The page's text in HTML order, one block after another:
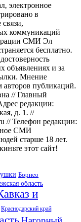
электронное
в
коммуникаций
СМИ Эл
бесплатно.
объявлениях и за
Мнение
авторов публикаций.
// Главный
редакции:
д. 1. //
// Телефон редакции:
СМИ
старше 18 лет.
этот сайт!
Борнео
область
и
Краснодарский край